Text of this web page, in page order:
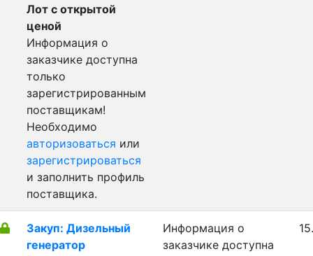
Лот с открытой
ценой
Информация о
заказчике доступна
только
зарегистрированным
поставщикам!
Необходимо
авторизоваться или
зарегистрироваться
и заполнить профиль
поставщика.
Закуп: Дизельный
генератор
Информация о
заказчике доступна